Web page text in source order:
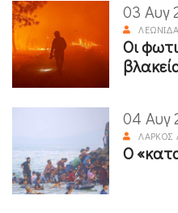
03 Αυγ
Οι
04 Αυγ
ΛΆΡΚΟΣ
Ο